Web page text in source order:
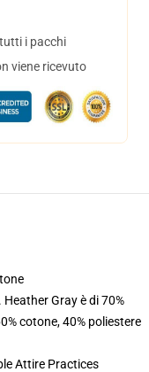
i pacchi
viene ricevuto
Gray è di 70%
cotone, 40% poliestere
Attire Practices